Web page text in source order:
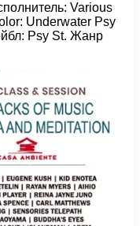
Various
Underwater Psy
Psy St. Жанр